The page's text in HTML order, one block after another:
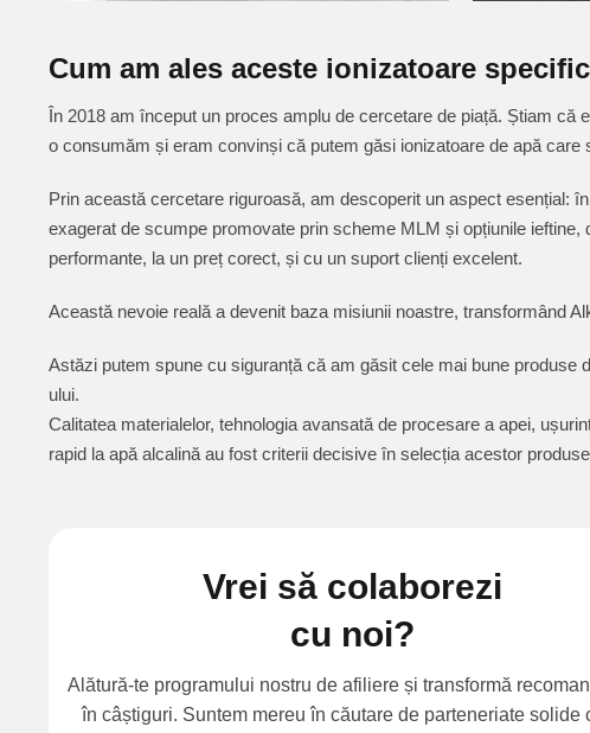
Cum am ales aceste ionizatoare
În 2018 am început un proces amplu de cercetare de piață. Știam
o consumăm și eram convinși că putem găsi ionizatoare de apă care
Prin această cercetare riguroasă, am descoperit un aspect esențial:
exagerat de scumpe promovate prin scheme MLM și opțiunile
performante, la un preț corect, și cu un suport clienți excelent.
Această nevoie reală a devenit baza misiunii noastre, transformând
Astăzi putem spune cu siguranță că am găsit cele mai bune
ului.
Calitatea materialelor, tehnologia avansată de procesare a apei,
rapid la apă alcalină au fost criterii decisive în selecția acestor
Vrei să colaborezi
cu noi?
Alătură-te programului nostru de afiliere și transformă
în câștiguri. Suntem mereu în căutare de parteneriate solide